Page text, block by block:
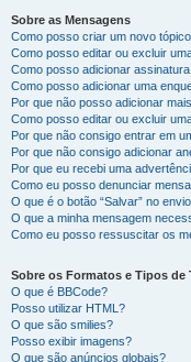
Sobre as Mensagens
Como posso criar um novo
Como posso editar ou excluir
Como posso adicionar
Como posso adicionar uma
Por que não posso adicionar
Como posso editar ou excluir
Por que não consigo entrar em
Por que não consigo adicionar
Por que eu recebi uma
Como eu posso denunciar
O que é o botão “Salvar” no
O que a minha mensagem
Como eu posso ressuscitar os
Sobre os Formatos e Tipos de
O que é BBCode?
Posso utilizar HTML?
O que são smilies?
Posso exibir imagens?
O que são anúncios globais?